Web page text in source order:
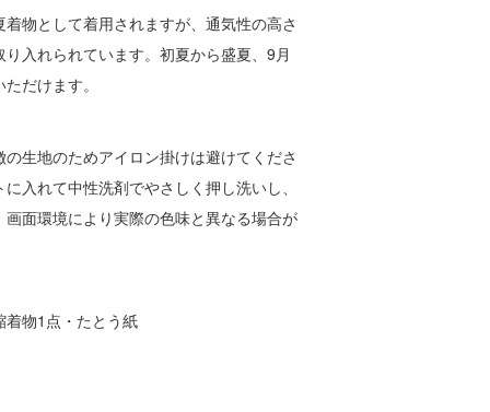
物として着用されますが、通気性の高さ
入れられています。初夏から盛夏、9月
だけます。
生地のためアイロン掛けは避けてくださ
入れて中性洗剤でやさしく押し洗いし、
面環境により実際の色味と異なる場合が
着物1点・たとう紙